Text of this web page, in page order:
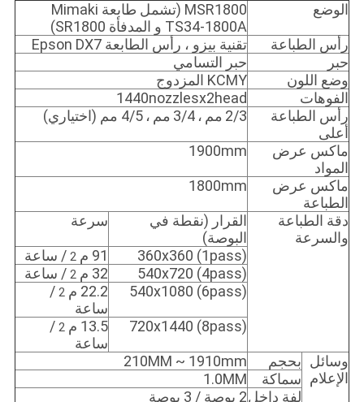
الوضع
MSR1800 (تشمل طابعة Mimaki
TS34-1800A و المدفأة SR1800)
رأس الطباعة
تقنية بيزو ، رأس الطابعة Epson DX7
حبر
حبر التسامي
وضع اللون
KCMY المزدوج
الفوهات
1440nozzlesx2head
رأس الطباعة
أعلى
2/3 مم ، 3/4 مم ، 4/5 مم (اختياري)
ماكس عرض
المواد
1900mm
ماكس عرض
الطباعة
1800mm
دقة الطباعة
والسرعة
القرار (نقطة في
البوصة)
سرعة
360x360 (1pass) 91 م 2/ ساعة
540x720 (4pass)
32 م 2/ ساعة
540x1080 (6pass)
22.2 م 2
/
ساعة
720x1440 (8pass)
13.5 م 2
/
ساعة
وسائل
الإعلام
بحجم
210MM ~ 1910mm
سماكة
1.0MM
لفة داخل2 بوصة / 3 بوصة